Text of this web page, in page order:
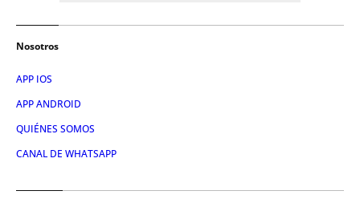
Nosotros
APP IOS
APP ANDROID
QUIÉNES SOMOS
CANAL DE WHATSAPP